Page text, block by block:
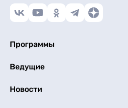
Программы
Ведущие
Новости